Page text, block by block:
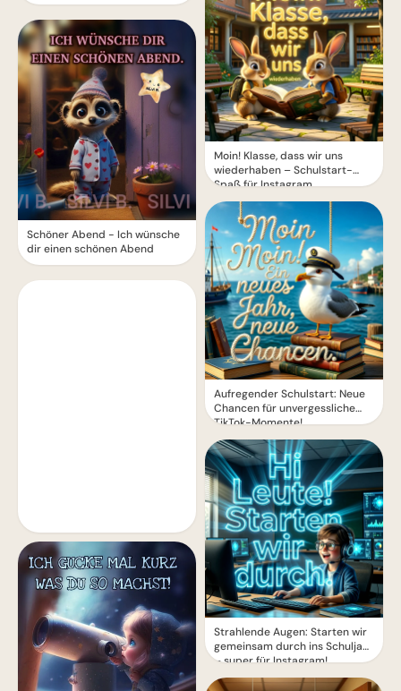
Schöner Abend - Ich wünsche
dir einen schönen Abend
Moin! Klasse, dass wir uns
wiederhaben – Schulstart-
Spaß für Instagram
Aufregender Schulstart: Neue
Chancen für unvergessliche
TikTok-Momente!
Strahlende Augen: Starten wir
gemeinsam durch ins Schuljahr
– super für Instagram!